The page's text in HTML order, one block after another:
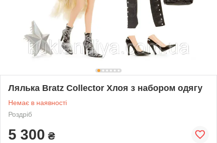
Лялька Bratz Collector Хлоя з набором одягу
Немає в наявності
Роздріб
5 300 ₴